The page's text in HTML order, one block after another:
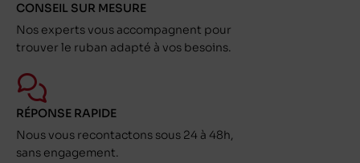
CONSEIL SUR MESURE
Nos experts vous accompagnent pour
trouver le ruban adapté à vos besoins.
RÉPONSE RAPIDE
Nous vous recontactons sous 24 à 48h,
sans engagement.